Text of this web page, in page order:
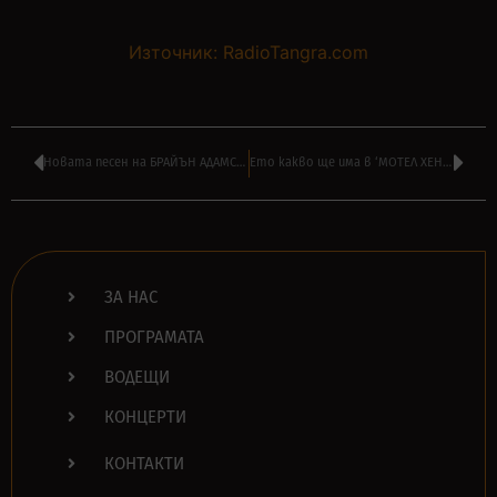
Източник: RadioTangra.com
Новата песен на БРАЙЪН АДАМС влиза във ВАШАТА РОК класация Ето какво ще има в ‘МОТЕЛ ХЕНТАЙ’ на НАСО РУСКОВ днес в 16:00
ЗА НАС
ПРОГРАМАТА
ВОДЕЩИ
КОНЦЕРТИ
КОНТАКТИ